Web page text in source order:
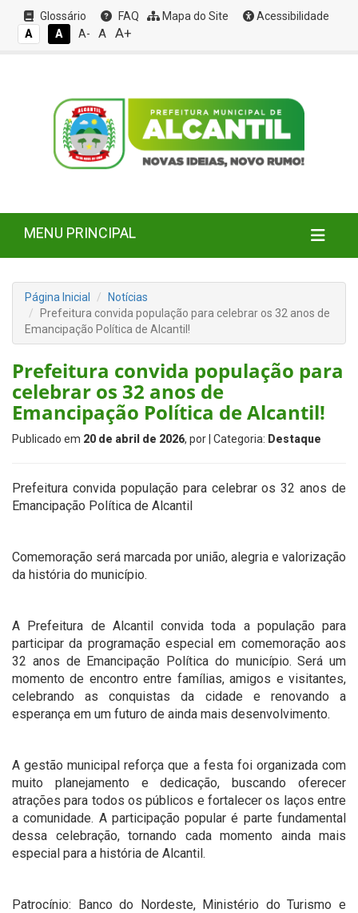
Glossário FAQ Mapa do Site
Acessibilidade
A
A A- A A+
MENU PRINCIPAL
Página Inicial
Notícias
Prefeitura convida população para celebrar os 32 anos de
Emancipação Política de Alcantil!
Prefeitura convida população para
celebrar os 32 anos de
Emancipação Política de Alcantil!
Publicado em 20 de abril de 2026, por | Categoria: Destaque
Prefeitura convida população para celebrar os 32 anos de
Emancipação Política de Alcantil
Comemoração será marcada por união, alegria e valorização
da história do município.
A Prefeitura de Alcantil convida toda a população para
participar da programação especial em comemoração aos
32 anos de Emancipação Política do município. Será um
momento de encontro entre famílias, amigos e visitantes,
celebrando as conquistas da cidade e renovando a
esperança em um futuro de ainda mais desenvolvimento.
A gestão municipal reforça que a festa foi organizada com
muito planejamento e dedicação, buscando oferecer
atrações para todos os públicos e fortalecer os laços entre
a comunidade. A participação popular é parte fundamental
dessa celebração, tornando cada momento ainda mais
especial para a história de Alcantil.
Patrocínio: Banco do Nordeste, Ministério do Turismo e